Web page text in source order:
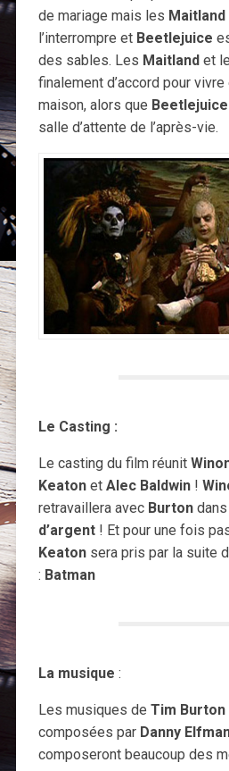
de mariage mais les Maitland
l’interrompre et Beetlejuice
des sables. Les Maitlandet
finalement d’accord pour
maison, alors que Beetlejuice
salle d’attente de l’après-vie.
Le Casting :
Le casting du film réunit
Keatonet Alec Baldwin!
retravaillera avec Burtondans
d’argent! Et pour une fois
Keatonsera pris par la suite
: Batman
La musique :
Les musiques de Tim Burton
composées par Danny
composeront beaucoup des